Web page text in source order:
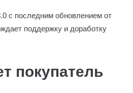
с последним обновлением от
поддержку и доработку
покупатель